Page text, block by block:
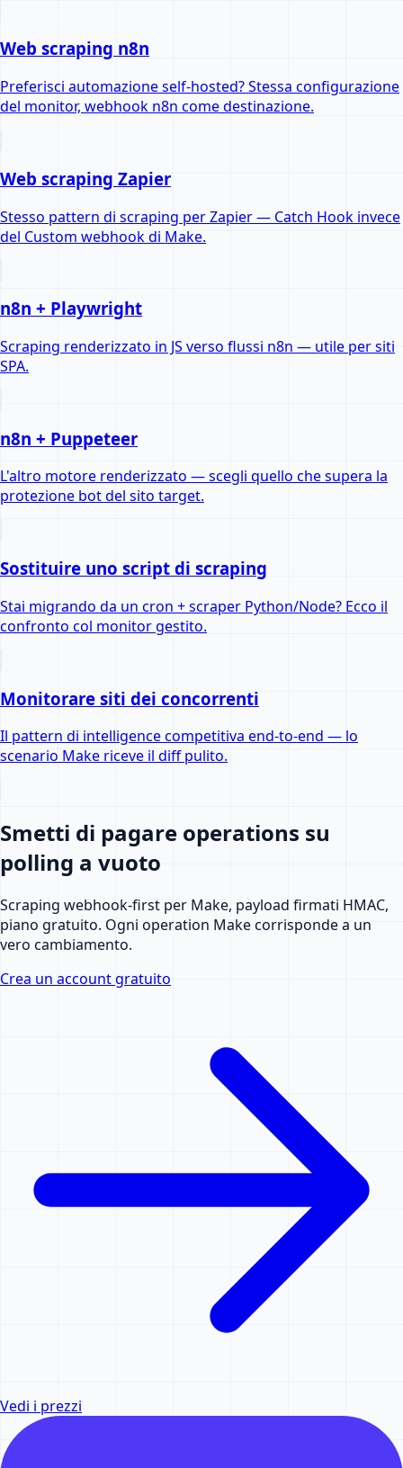
Web scraping n8n
Preferisci automazione self-hosted? Stessa configurazione
del monitor, webhook n8n come destinazione.
Web scraping Zapier
Stesso pattern di scraping per Zapier — Catch Hook invece
del Custom webhook di Make.
n8n + Playwright
Scraping renderizzato in JS verso flussi n8n — utile per siti
SPA.
n8n + Puppeteer
L'altro motore renderizzato — scegli quello che supera la
protezione bot del sito target.
Sostituire uno script di scraping
Stai migrando da un cron + scraper Python/Node? Ecco il
confronto col monitor gestito.
Monitorare siti dei concorrenti
Il pattern di intelligence competitiva end-to-end — lo
scenario Make riceve il diff pulito.
Smetti di pagare operations su
polling a vuoto
Scraping webhook-first per Make, payload firmati HMAC,
piano gratuito. Ogni operation Make corrisponde a un
vero cambiamento.
Crea un account gratuito
Vedi i prezzi